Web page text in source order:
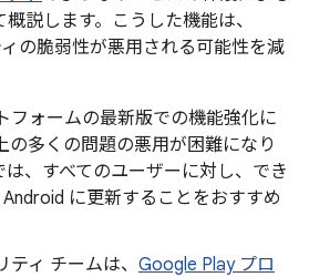
説します。こうした機能は、
の脆弱性が悪用される可能性を減
フォームの最新版での機能強化に
の多くの問題の悪用が困難になり
は、すべてのユーザーに対し、でき
に更新することをおすすめ
ィ チームは、 Google Play プロ